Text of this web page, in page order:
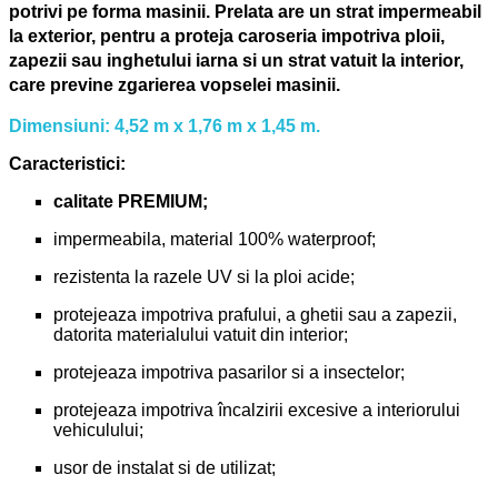
potrivi pe forma masinii. Prelata are un strat impermeabil
la exterior, pentru a proteja caroseria impotriva ploii,
zapezii sau inghetului iarna si un strat vatuit la interior,
care previne zgarierea vopselei masinii.
Dimensiuni: 4,52 m x 1,76 m x 1,45 m.
Caracteristici:
calitate PREMIUM;
impermeabila, material 100% waterproof;
rezistenta la razele UV si la ploi acide;
protejeaza impotriva prafului, a ghetii sau a zapezii,
datorita materialului vatuit din interior;
protejeaza impotriva pasarilor si a insectelor;
protejeaza impotriva încalzirii excesive a interiorului
vehiculului;
usor de instalat si de utilizat;